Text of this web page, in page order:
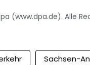
(www.dpa.de). Alle
Sachsen-